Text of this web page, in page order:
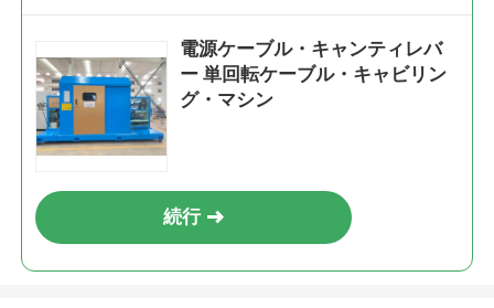
電源ケーブル・キャンティレバ
ー 単回転ケーブル・キャビリン
グ・マシン
続行